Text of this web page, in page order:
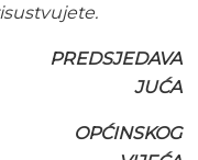
PREDSJEDAVA
JUĆA
OPĆINSKOG